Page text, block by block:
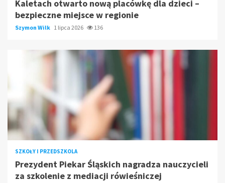
Kaletach otwarto nową placówkę dla dzieci –
bezpieczne miejsce w regionie
Szymon Wilk 1 lipca 2026 136
SZKOŁY I PRZEDSZKOLA
Prezydent Piekar Śląskich nagradza nauczycieli
za szkolenie z mediacji rówieśniczej